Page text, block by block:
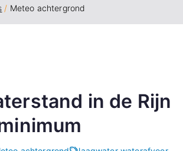
Meteo achtergrond
in de Rijn